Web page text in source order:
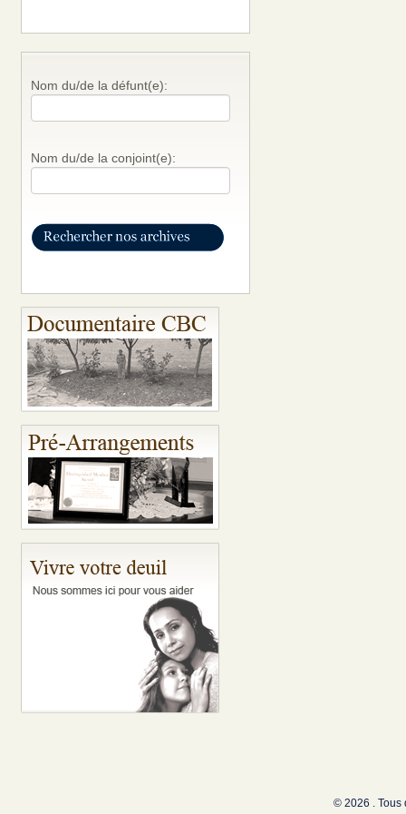
Nom du/de la défunt(e):
Nom du/de la conjoint(e):
© 2026 . Tous